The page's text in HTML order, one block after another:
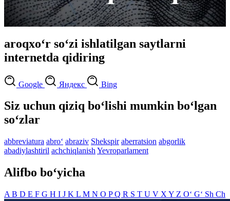
aroqxo‘r so‘zi ishlatilgan saytlarni
internetda qidiring
Google Яндекс Bing
Siz uchun qiziq bo‘lishi mumkin bo‘lgan
so‘zlar
abbreviatura abro‘ abraziv Shekspir aberratsion abgorlik
abadiylashtiril achchiqlanish Yevroparlament
Alifbo bo‘yicha
A B D E F G H I J K L M N O PQ R S T U V X Y Z O‘ G‘ Sh Ch